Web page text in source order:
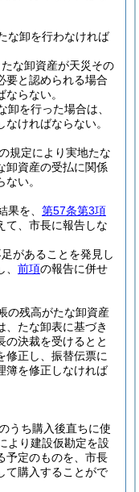
な卸を行わなければ
な卸資産が天災その
要と認められる場合
らない。
卸を行った場合は、
ければならない。
規定により実地たな
卸資産の受払に関係
い。
果を、 第57条第3項
て、市長に報告しな
があることを発見し
前項の報告に併せ
の残高がたな卸資産
、たな卸表に基づき
の決裁を受けるとと
修正し、振替伝票に
簿を修正しなければ
うち購入後直ちに使
より建設仮勘定を設
予定のものを、市長
て購入することがで